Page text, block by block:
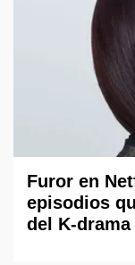
Furor en
episodios
del K-drama